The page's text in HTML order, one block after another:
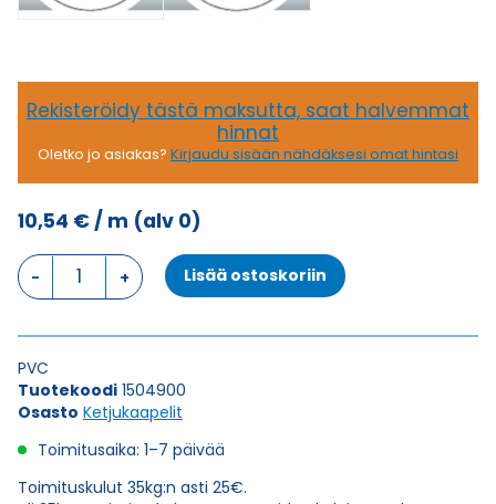
Rekisteröidy tästä maksutta, saat halvemmat
hinnat
Oletko jo asiakas? Kirjaudu sisään nähdäksesi omat hintasi
10,54 €/ m (alv 0)
Ketjukaapeli
KAWEFLEX
SK-
25X0,34
(AWG22)
määrä
Lisää ostoskoriin
PVC
Tuotekoodi 1504900
Osasto Ketjukaapelit
Toimitusaika: 1–7 päivää
Toimituskulut 35kg:n asti 25€.